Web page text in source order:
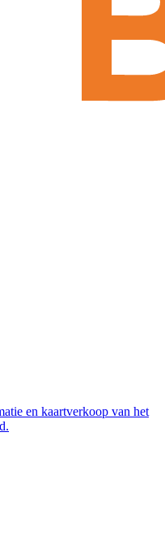
en kaartverkoop van het